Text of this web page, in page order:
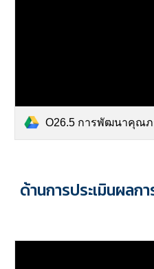
O26.5 การพัฒนาคุณ
ด้านการประเมินผลก